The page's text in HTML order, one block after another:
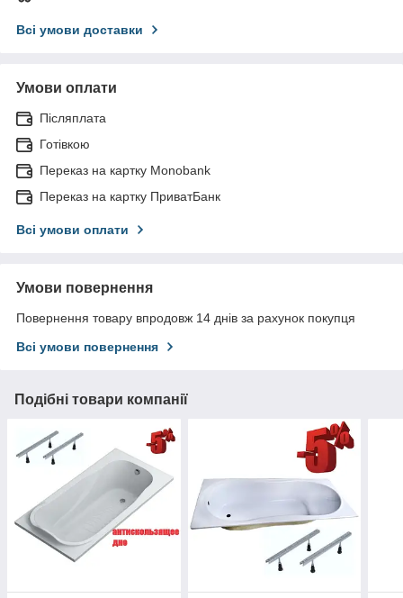
Всі умови доставки
Умови оплати
Післяплата
Готівкою
Переказ на картку Monobank
Переказ на картку ПриватБанк
Всі умови оплати
Умови повернення
Повернення товару впродовж 14 днів за рахунок покупця
Всі умови повернення
Подібні товари компанії